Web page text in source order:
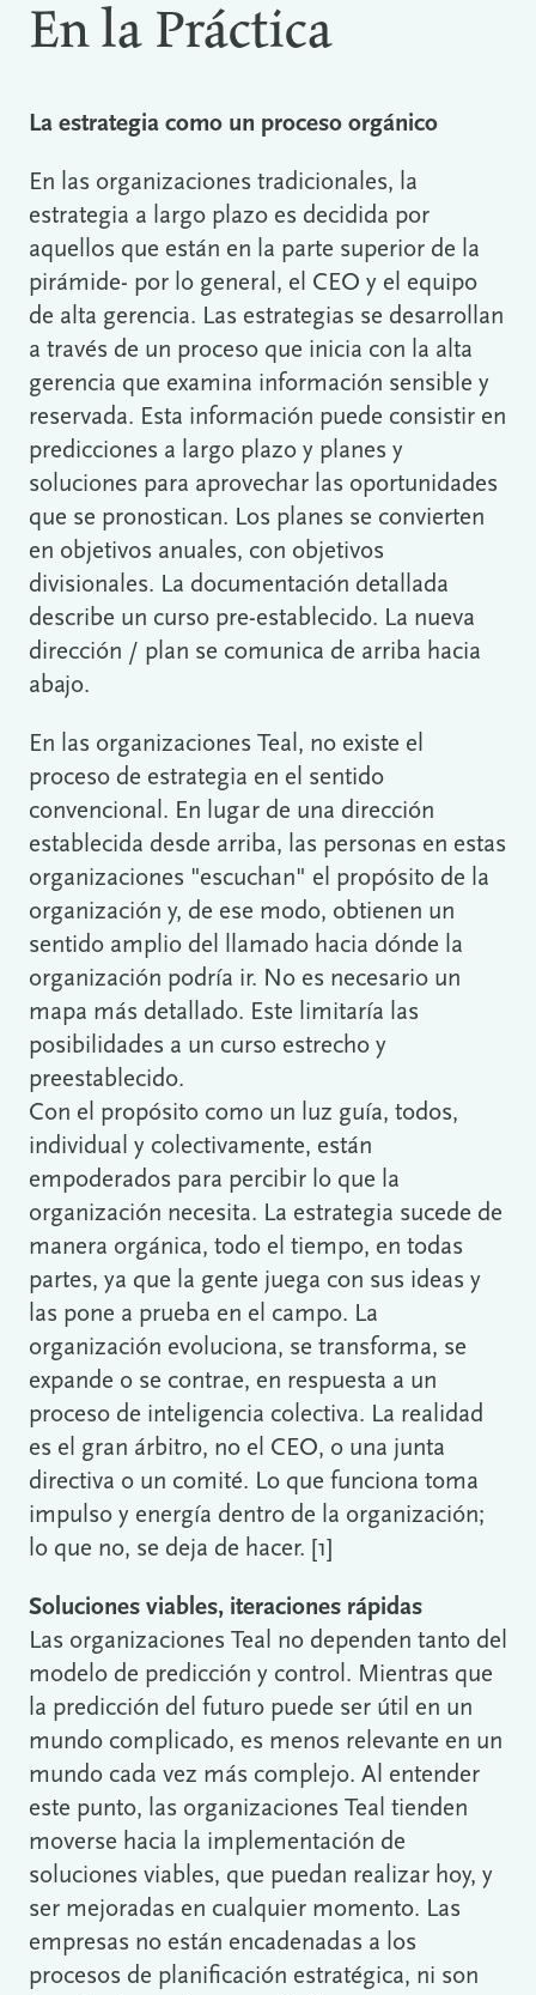
En la Práctica
La estrategia como un proceso orgánico
En las organizaciones tradicionales, la
estrategia a largo plazo es decidida por
aquellos que están en la parte superior de la
pirámide- por lo general, el CEO y el equipo
de alta gerencia. Las estrategias se desarrollan
a través de un proceso que inicia con la alta
gerencia que examina información sensible y
reservada. Esta información puede consistir en
predicciones a largo plazo y planes y
soluciones para aprovechar las oportunidades
que se pronostican. Los planes se convierten
en objetivos anuales, con objetivos
divisionales. La documentación detallada
describe un curso pre-establecido. La nueva
dirección / plan se comunica de arriba hacia
abajo.
En las organizaciones Teal, no existe el
proceso de estrategia en el sentido
convencional. En lugar de una dirección
establecida desde arriba, las personas en estas
organizaciones "escuchan" el propósito de la
organización y, de ese modo, obtienen un
sentido amplio del llamado hacia dónde la
organización podría ir. No es necesario un
mapa más detallado. Este limitaría las
posibilidades a un curso estrecho y
preestablecido.
Con el propósito como un luz guía, todos,
individual y colectivamente, están
empoderados para percibir lo que la
organización necesita. La estrategia sucede de
manera orgánica, todo el tiempo, en todas
partes, ya que la gente juega con sus ideas y
las pone a prueba en el campo. La
organización evoluciona, se transforma, se
expande o se contrae, en respuesta a un
proceso de inteligencia colectiva. La realidad
es el gran árbitro, no el CEO, o una junta
directiva o un comité. Lo que funciona toma
impulso y energía dentro de la organización;
lo que no, se deja de hacer. [1]
Soluciones viables, iteraciones rápidas
Las organizaciones Teal no dependen tanto del
modelo de predicción y control. Mientras que
la predicción del futuro puede ser útil en un
mundo complicado, es menos relevante en un
mundo cada vez más complejo. Al entender
este punto, las organizaciones Teal tienden
moverse hacia la implementación de
soluciones viables, que puedan realizar hoy, y
ser mejoradas en cualquier momento. Las
empresas no están encadenadas a los
procesos de planificación estratégica, ni son